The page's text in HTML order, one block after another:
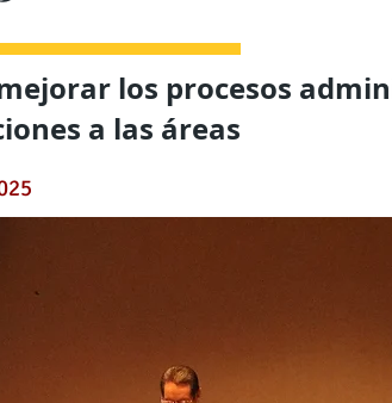
los procesos
a las áreas